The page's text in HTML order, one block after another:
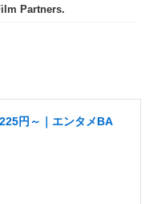
Partners.
円～｜エンタメBA